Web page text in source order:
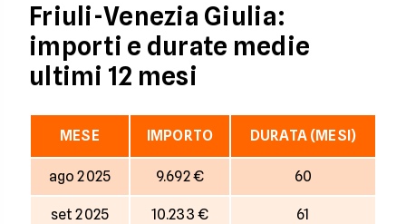
Friuli-Venezia Giulia:
importi e durate medie
ultimi 12 mesi
MESE IMPORTO DURATA (MESI)
ago 2025 9.692 € 60
set 2025 10.233 € 61